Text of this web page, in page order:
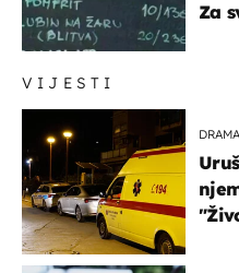
VIJESTI
Za